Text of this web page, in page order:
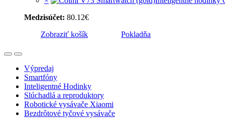
Medzisúčet: 80.12€
Zobraziť košík
Pokladňa
OpenClose
Výpredaj
Smartfóny
Inteligentné Hodinky
Slúchadlá a reproduktory
Robotické vysávače Xiaomi
Bezdrôtové tyčové vysávače